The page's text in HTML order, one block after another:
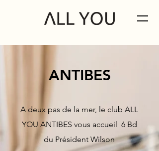
ANTIBES
A deux pas de la mer, le club ALL
YOU ANTIBES vous accueil 6 Bd
du Président Wilson